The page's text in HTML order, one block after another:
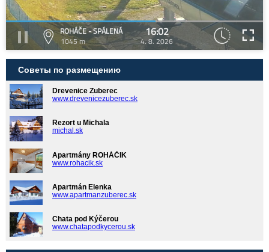
ROHÁČE - SPÁLENÁ
1045 m
16:02
4. 8. 2026
Советы по размещению
Drevenice Zuberec
www.drevenicezuberec.sk
Rezort u Michala
michal.sk
Apartmány ROHÁČIK
www.rohacik.sk
Apartmán Elenka
www.apartmanzuberec.sk
Chata pod Kýčerou
www.chatapodkycerou.sk